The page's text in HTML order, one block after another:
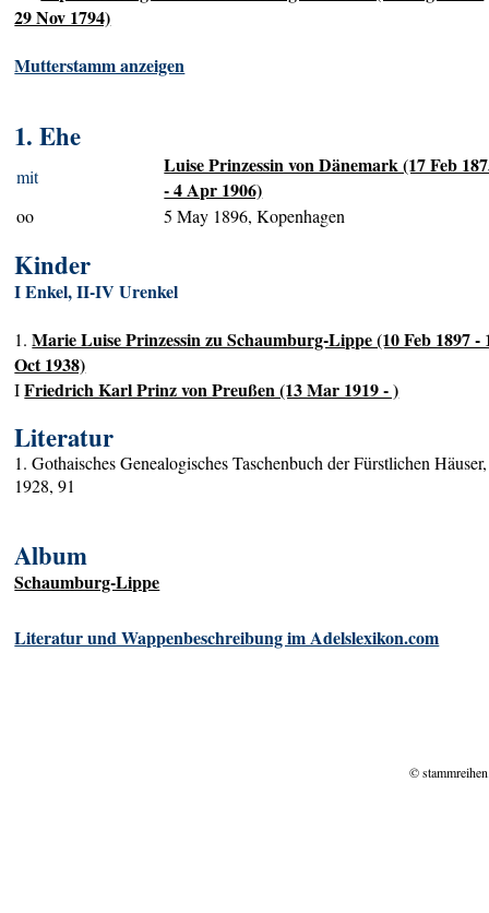
29 Nov 1794)
Mutterstamm anzeigen
1. Ehe
mit
Luise Prinzessin von Dänemark (17 Feb
- 4 Apr 1906)
oo 5 May 1896, Kopenhagen
Kinder
I Enkel, II-IV Urenkel
1.Marie Luise Prinzessin zu Schaumburg-Lippe (10 Feb 1897 -
Oct 1938)
IFriedrich Karl Prinz von Preußen (13 Mar 1919 - )
Literatur
1. Gothaisches Genealogisches Taschenbuch der Fürstlichen Häuser,
1928, 91
Album
Schaumburg-Lippe
Literatur und Wappenbeschreibung im Adelslexikon.com
©